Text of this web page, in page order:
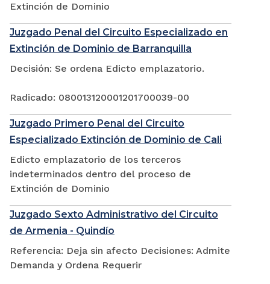
Extinción de Dominio
Juzgado Penal del Circuito Especializado en
Extinción de Dominio de Barranquilla
Decisión: Se ordena Edicto emplazatorio.
Radicado: 080013120001201700039-00
Juzgado Primero Penal del Circuito
Especializado Extinción de Dominio de Cali
Edicto emplazatorio de los terceros
indeterminados dentro del proceso de
Extinción de Dominio
Juzgado Sexto Administrativo del Circuito
de Armenia - Quindío
Referencia: Deja sin afecto Decisiones: Admite
Demanda y Ordena Requerir